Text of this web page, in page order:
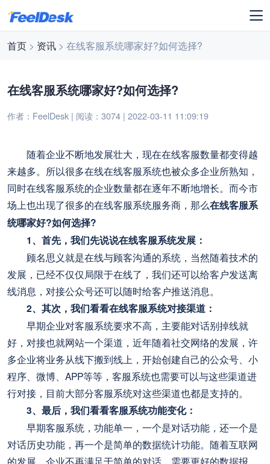
首页 > 资讯 > 在线客服系统哪家好?如何选择?
在线客服系统哪家好?如何选择?
作者：FeelDesk | 阅读：3074 | 2022-03-11 11:09:19
随着企业不断地发展壮大，现在在线客服数量都变得越
来越多。所以很多在线在线客服系统也被众多企业所熟知，
同时在线客服系统的企业数量都在逐年不断地增长。而今市
场上也出现了很多的在线客服系统服务商，那么在线客服系
统哪家好?如何选择?
1、首先，我们先说说在线客服系统发展：
顾名思义就是在线与顾客沟通的系统，当然随着技术的
发展，已经不仅仅局限于在线了，我们还可以给客户发送离
线消息，对接公众号还可以随时给客户推送消息。
2、其次，我们看看在线客服系统对接渠道：
早期企业对客服系统要求不高，主要能对话别掉线就
好，对接也就网站一个渠道，近年随着社交网络的发展，许
多企业将业务从线下搬到线上，开始创建自己的公众号、小
程序、微博、APP等等，客服系统也需要可以与这些渠道进
行对接，目前大部分客服系统对这些渠道也都是支持的。
3、最后，我们看看客服系统功能变化：
早期客服系统，功能单一，一个是对话功能，还一个是
对话历史功能，再一个是简单的数据统计功能。随着互联网
的发展，企业不再满足于简单的对话，需要更好的数据报